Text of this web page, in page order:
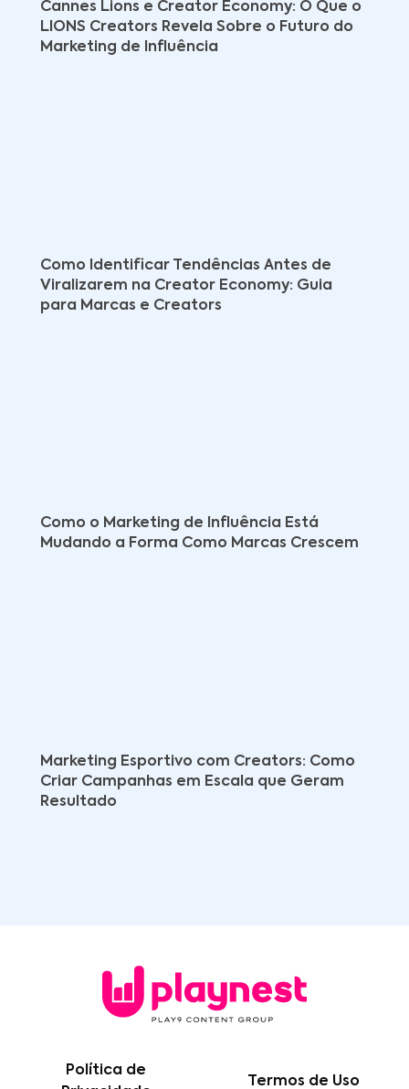
Cannes Lions e Creator Economy: O Que o
LIONS Creators Revela Sobre o Futuro do
Marketing de Influência
Como Identificar Tendências Antes de
Viralizarem na Creator Economy: Guia
para Marcas e Creators
Como o Marketing de Influência Está
Mudando a Forma Como Marcas Crescem
Marketing Esportivo com Creators: Como
Criar Campanhas em Escala que Geram
Resultado
Política de
Termos de Uso